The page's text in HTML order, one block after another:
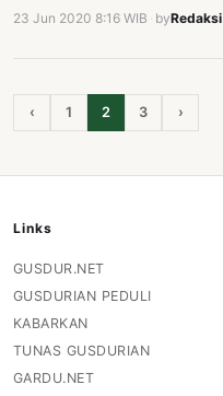
23 Jun 2020 8:16 WIB byRedaksi
‹ 1 2 3 ›
Links
GUSDUR.NET
GUSDURIAN PEDULI
KABARKAN
TUNAS GUSDURIAN
GARDU.NET